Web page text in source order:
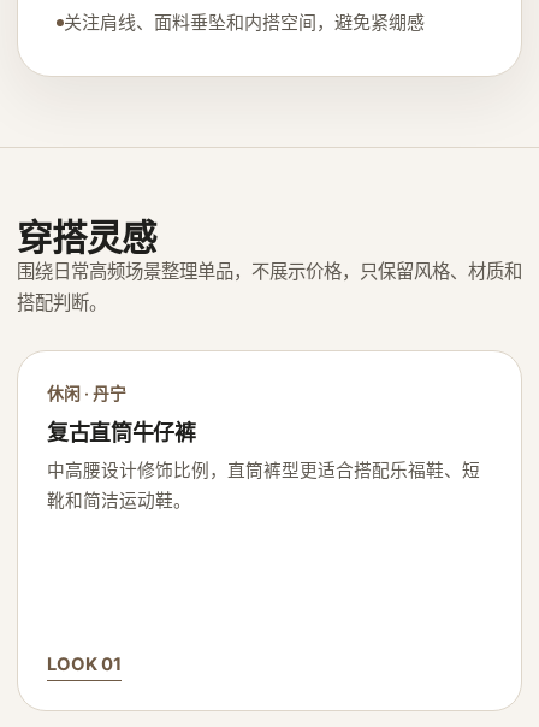
关注肩线、面料垂坠和内搭空间，避免紧绷感
穿搭灵感
围绕日常高频场景整理单品，不展示价格，只保留风格、材质和
搭配判断。
休闲 · 丹宁
复古直筒牛仔裤
中高腰设计修饰比例，直筒裤型更适合搭配乐福鞋、短
靴和简洁运动鞋。
LOOK 01